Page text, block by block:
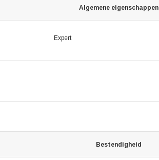
Algemene eigenschappen
Expert
Bestendigheid